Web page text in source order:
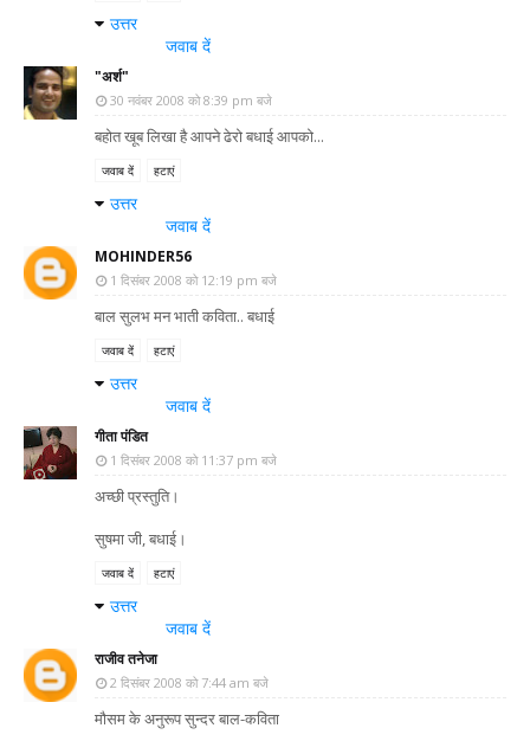
उत्तर
जवाब दें
"अर्श"
30 नवंबर 2008 को 8:39 pm बजे
बहोत खूब लिखा है आपने ढेरो बधाई आपको...
जवाब दें हटाएं
उत्तर
जवाब दें
MOHINDER56
1 दिसंबर 2008 को 12:19 pm बजे
बाल सुलभ मन भाती कविता.. बधाई
जवाब दें हटाएं
उत्तर
जवाब दें
गीता पंडित
1 दिसंबर 2008 को 11:37 pm बजे
अच्छी प्रस्तुति।
सुषमा जी, बधाई।
जवाब दें हटाएं
उत्तर
जवाब दें
राजीव तनेजा
2 दिसंबर 2008 को 7:44 am बजे
मौसम के अनुरूप सुन्दर बाल-कविता